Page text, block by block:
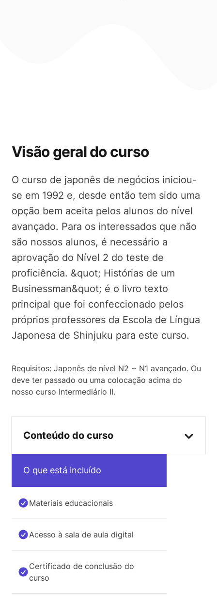
Visão geral do curso
O curso de japonês de negócios iniciou-
se em 1992 e, desde então tem sido uma
opção bem aceita pelos alunos do nível
avançado. Para os interessados que não
são nossos alunos, é necessário a
aprovação do Nível 2 do teste de
proficiência. &quot; Histórias de um
Businessman&quot; é o livro texto
principal que foi confeccionado pelos
próprios professores da Escola de Língua
Japonesa de Shinjuku para este curso.
Requisitos: Japonês de nível N2 ~ N1 avançado. Ou
deve ter passado ou uma colocação acima do
nosso curso Intermediário II.
Conteúdo do curso
O que está incluído
Materiais educacionais
Acesso à sala de aula digital
Certificado de conclusão do
curso